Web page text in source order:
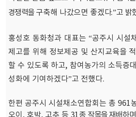
경쟁력을구축해 나갔으면 좋겠다.”고 밝
홍성호 동화청과 대표는 “공주시 시설
제고를 위해 정보제공 및 산지교육을
할 수 있도록 하고, 참여농가의 소득증
성화에 기여하겠다”고 전했다.
한편 공주시 시설채소연합회는 총 961
오이 , 호박, 고추 등 31종 작목을 재배하며